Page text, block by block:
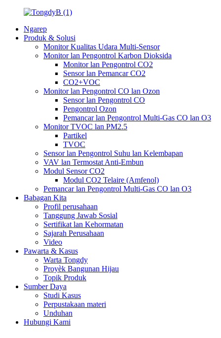
Ngarep
Produk & Solusi
Monitor Kualitas Udara Multi-Sensor
Monitor lan Pengontrol Karbon Dioksida
Monitor lan Pengontrol CO2
Sensor lan Pemancar CO2
CO2+VOC
Monitor lan Pengontrol CO lan Ozon
Sensor lan Pengontrol CO
Pengontrol Ozon
Pemancar lan Pengontrol Multi-Gas CO lan O3
Monitor TVOC lan PM2.5
Partikel
TVOC
Sensor lan Pengontrol Suhu lan Kelembapan
VAV lan Termostat Anti-Embun
Modul Sensor CO2
Modul CO2 Telaire (Amfenol)
Pemancar lan Pengontrol Multi-Gas CO lan O3
Babagan Kita
Profil perusahaan
Tanggung Jawab Sosial
Sertifikat lan Kehormatan
Sajarah Perusahaan
Video
Pawarta & Kasus
Warta Tongdy
Proyèk Bangunan Hijau
Topik Produk
Sumber Daya
Studi Kasus
Perpustakaan materi
Unduhan
Hubungi Kami